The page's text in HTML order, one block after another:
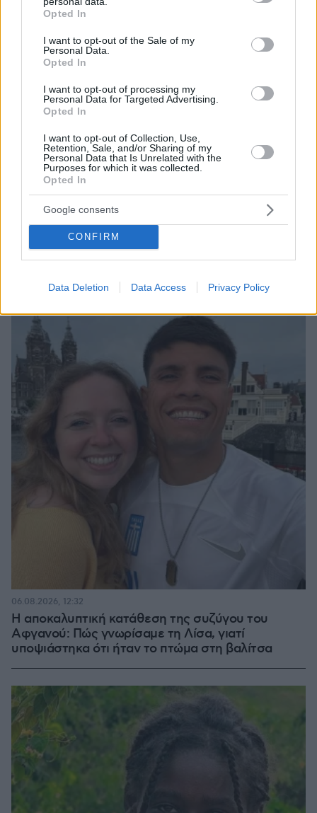
grant or deny consent to Google and its third-party tags to
use your data for below specified purposes in below Google
consent section.
Opted In
I want to opt-out of the Sale of my
Personal Data.
Opted In
I want to opt-out of processing my
Personal Data for Targeted Advertising.
Opted In
I want to opt-out of Collection, Use,
Retention, Sale, and/or Sharing of my
Personal Data that Is Unrelated with the
Purposes for which it was collected.
Opted In
Google consents
CONFIRM
Data Deletion Data Access Privacy Policy
Γιατί δεν έσωσα το κουτάβι: Ο ερευνητής που
κατέγραφε τη συμβίωση του μικρού σκυλιού με
αγέλη λύκων εξηγεί γιατί δεν επενέβη, όταν το
είδε άρρωστο
06.08.2026, 19:34
Η αποκαλυπτική κατάθεση της συζύγου του
Αφγανού: Πώς γνωρίσαμε τη Λίσα, γιατί
υποψιάστηκα ότι ήταν το πτώμα στη βαλίτσα
06.08.2026, 12:32